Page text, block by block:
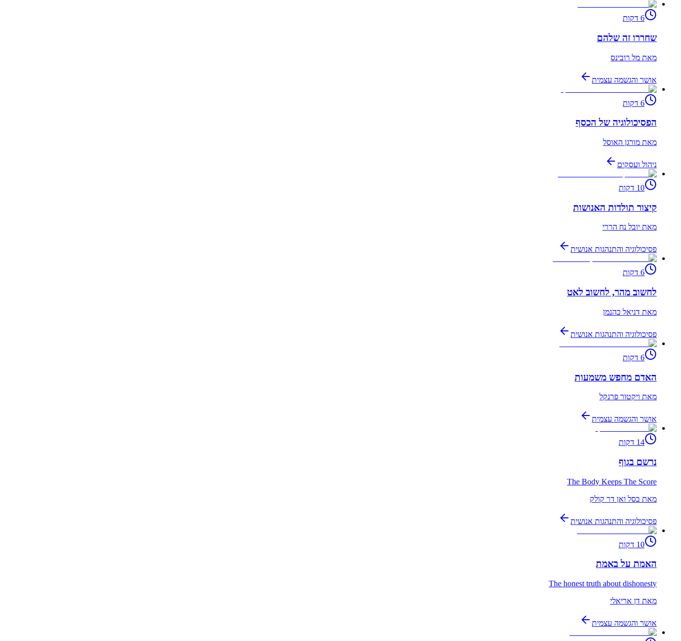
6 דקות
שחררו זה שלהם
מאת מל רובינס
אושר והגשמה עצמית
6 דקות
הפסיכולוגיה של הכסף
מאת מורגן האוסל
ניהול ועסקים
10 דקות
קיצור תולדות האנושות
מאת יובל נח הררי
פסיכולוגיה והתנהגות אנושית
6 דקות
לחשוב מהר, לחשוב לאט
מאת דניאל כהנמן
פסיכולוגיה והתנהגות אנושית
6 דקות
האדם מחפש משמעות
מאת ויקטור פרנקל
אושר והגשמה עצמית
14 דקות
נרשם בגוף
The Body Keeps The Score
מאת בסל ואן דר קולק
פסיכולוגיה והתנהגות אנושית
10 דקות
האמת על באמת
The honest truth about dishonesty
מאת דן אריאלי
אושר והגשמה עצמית